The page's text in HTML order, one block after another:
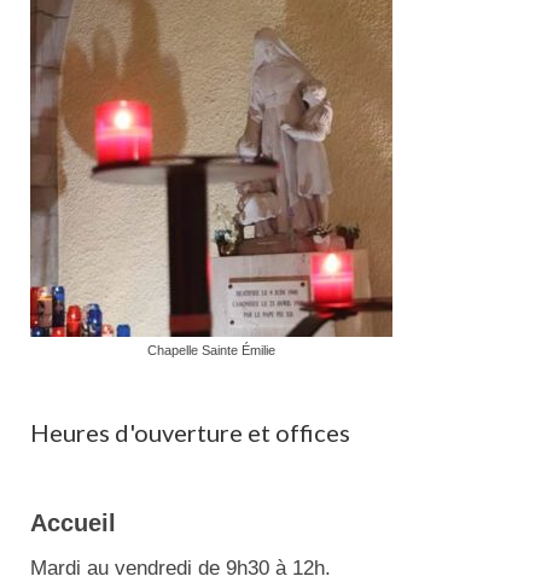
Chapelle Sainte Émilie
Heures d'ouverture et offices
Accueil
Mardi au vendredi de 9h30 à 12h.